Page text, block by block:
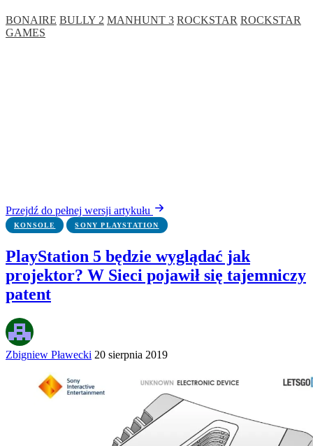
BONAIRE BULLY 2 MANHUNT 3 ROCKSTAR ROCKSTAR
GAMES
Przejdź do pełnej wersji artykułu
KONSOLE SONY PLAYSTATION
PlayStation 5 będzie wyglądać jak
projektor? W Sieci pojawił się tajemniczy
patent
Zbigniew Pławecki 20 sierpnia 2019